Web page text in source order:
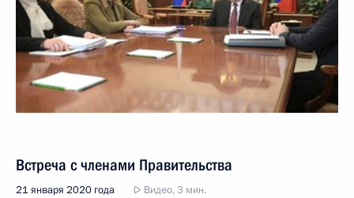
Встреча с членами Правительства
21 января 2020 года Видео, 3 мин.